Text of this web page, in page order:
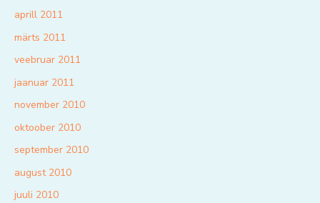
aprill 2011
märts 2011
veebruar 2011
jaanuar 2011
november 2010
oktoober 2010
september 2010
august 2010
juuli 2010